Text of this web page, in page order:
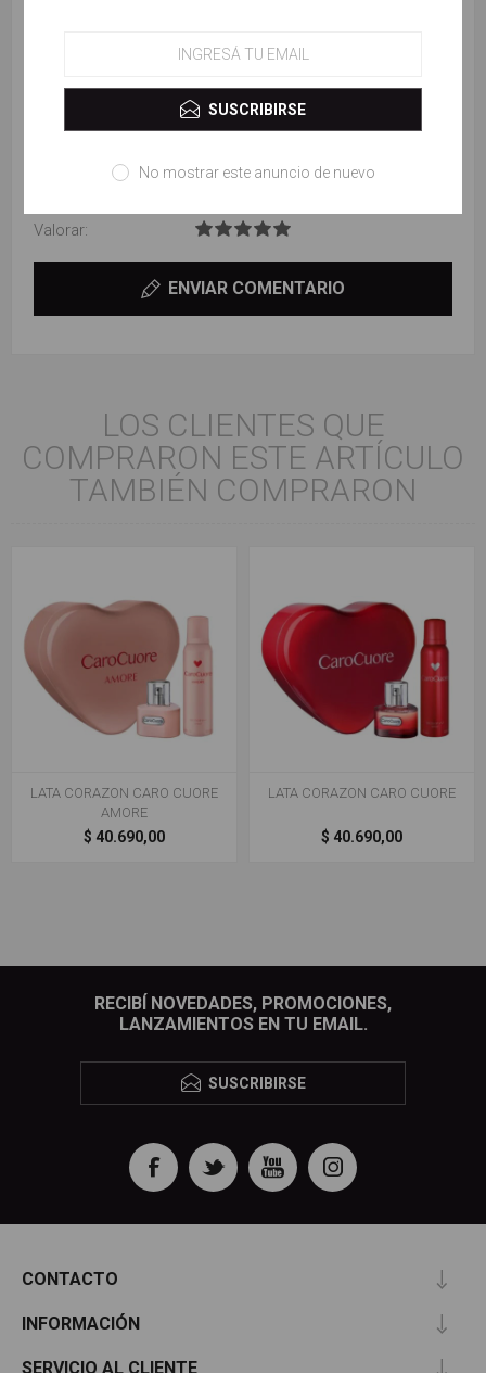
Valorar:
ENVIAR COMENTARIO
LOS CLIENTES QUE
COMPRARON ESTE ARTÍCULO
TAMBIÉN COMPRARON
LATA CORAZON CARO CUORE
AMORE
$ 40.690,00
LATA CORAZON CARO CUORE
$ 40.690,00
RECIBÍ NOVEDADES, PROMOCIONES,
LANZAMIENTOS EN TU EMAIL.
SUSCRIBIRSE
CONTACTO
INFORMACIÓN
SERVICIO AL CLIENTE
SUSCRIBIRSE
No mostrar este anuncio de nuevo